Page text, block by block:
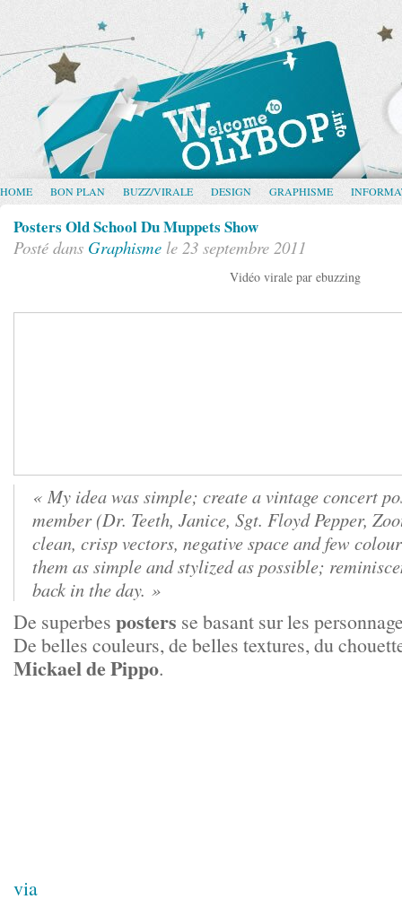
HOME BON PLAN BUZZ/VIRALE DESIGN GRAPHISME
Posters Old School Du Muppets Show
Posté dans Graphisme le 23 septembre 2011
Vidéo virale par ebuzzing
« My idea was simple; create a vintage concert
member (Dr. Teeth, Janice, Sgt. Floyd Pepper,
clean, crisp vectors, negative space and few
them as simple and stylized as possible;
back in the day. »
De superbes posters se basant sur les
De belles couleurs, de belles textures, du
Mickael de Pippo.
via